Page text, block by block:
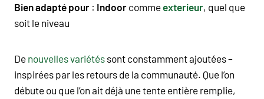
Bien adapté pour : Indoor commeexterieur, quel que
soit le niveau
De nouvelles variétés sont constamment ajoutées –
inspirées par les retours de la communauté. Que l’on
débute ou que l’on ait déjà une tente entière remplie,